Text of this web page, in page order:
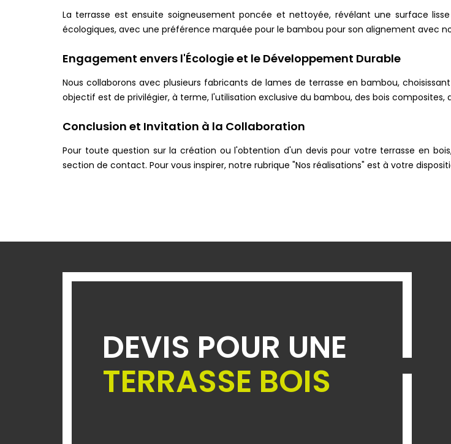
La terrasse est ensuite soigneusement poncée et nettoyée, révélant une surface
écologiques, avec une préférence marquée pour le bambou pour son alignement avec
Engagement envers l'Écologie et le Développement Durable
Nous collaborons avec plusieurs fabricants de lames de terrasse en bambou,
objectif est de privilégier, à terme, l'utilisation exclusive du bambou, des bois
Conclusion et Invitation à la Collaboration
Pour toute question sur la création ou l'obtention d'un devis pour votre terrasse en
section de contact. Pour vous inspirer, notre rubrique "Nos réalisations" est à votre
DEVIS POUR UNE
TERRASSE BOIS